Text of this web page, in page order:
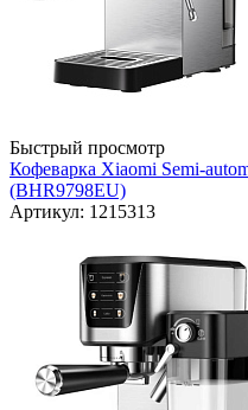
Быстрый просмотр
Кофеварка Xiaomi Semi-
(BHR9798EU)
Артикул: 1215313